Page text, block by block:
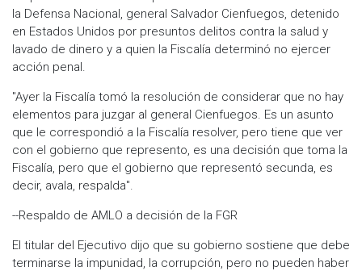
la Defensa Nacional, general Salvador Cienfuegos, detenido
en Estados Unidos por presuntos delitos contra la salud y
lavado de dinero y a quien la Fiscalía determinó no ejercer
acción penal.
"Ayer la Fiscalía tomó la resolución de considerar que no hay
elementos para juzgar al general Cienfuegos. Es un asunto
que le correspondió a la Fiscalía resolver, pero tiene que ver
con el gobierno que represento, es una decisión que toma la
Fiscalía, pero que el gobierno que representó secunda, es
decir, avala, respalda".
--Respaldo de AMLO a decisión de la FGR
El titular del Ejecutivo dijo que su gobierno sostiene que debe
terminarse la impunidad, la corrupción, pero no pueden haber